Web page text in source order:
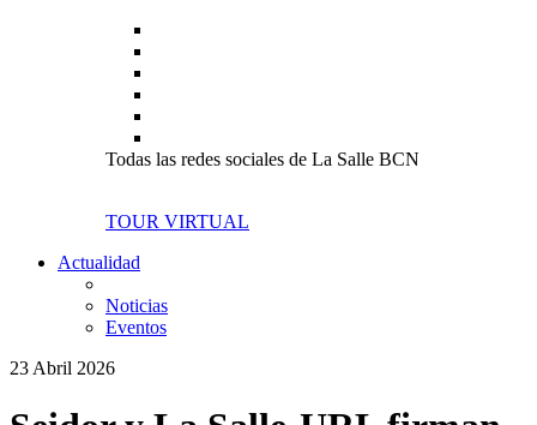
Todas las redes sociales de La Salle BCN
TOUR VIRTUAL
Actualidad
Noticias
Eventos
23 Abril 2026